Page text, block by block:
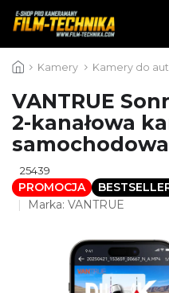
do
Kamery Kamery do
VANTRUE
2-kanałowa
samochodowa
25439
PROMOCJA
Marka: VANTRUE